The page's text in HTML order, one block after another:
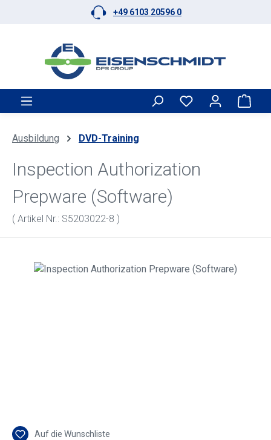
Zum Hauptinhalt springen+49 6103 20596 0
Ausbildung DVD-Training
Inspection Authorization
Prepware (Software)
( Artikel Nr.: S5203022-8 )
Bildergalerie überspringen
Auf die Wunschliste